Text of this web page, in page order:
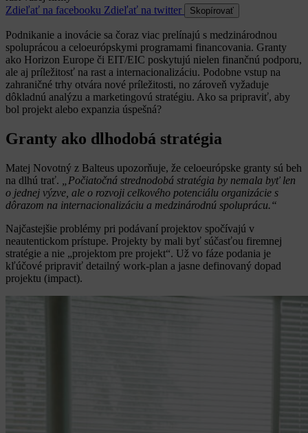
Zdieľať na facebooku Zdieľať na twitter Skopírovať
Podnikanie a inovácie sa čoraz viac prelínajú s medzinárodnou
spoluprácou a celoeurópskymi programami financovania. Granty
ako Horizon Europe či EIT/EIC poskytujú nielen finančnú podporu,
ale aj príležitosť na rast a internacionalizáciu. Podobne vstup na
zahraničné trhy otvára nové príležitosti, no zároveň vyžaduje
dôkladnú analýzu a marketingovú stratégiu. Ako sa pripraviť, aby
bol projekt alebo expanzia úspešná?
Granty ako dlhodobá stratégia
Matej Novotný z Balteus upozorňuje, že celoeurópske granty sú beh
na dlhú trať.
„Počiatočná strednodobá stratégia by nemala byť len
o jednej výzve, ale o rozvoji celkového potenciálu organizácie s
dôrazom na internacionalizáciu a medzinárodnú spoluprácu.“
Najčastejšie problémy pri podávaní projektov spočívajú v
neautentickom prístupe. Projekty by mali byť súčasťou firemnej
stratégie a nie „projektom pre projekt“. Už vo fáze podania je
kľúčové pripraviť detailný work-plan a jasne definovaný dopad
projektu (impact).